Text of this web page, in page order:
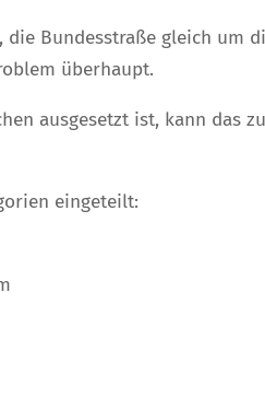
die Bundesstraße gleich um
überhaupt.
ausgesetzt ist, kann das
eingeteilt: